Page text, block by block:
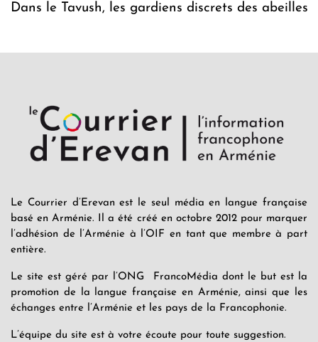
Dans le Tavush, les gardiens discrets des abeilles
Le Courrier d’Erevan est le seul média en langue française
basé en Arménie. Il a été créé en octobre 2012 pour marquer
l’adhésion de l’Arménie à l’OIF en tant que membre à part
entière.
Le site est géré par l’ONG FrancoMédia dont le but est la
promotion de la langue française en Arménie, ainsi que les
échanges entre l’Arménie et les pays de la Francophonie.
L’équipe du site est à votre écoute pour toute suggestion.